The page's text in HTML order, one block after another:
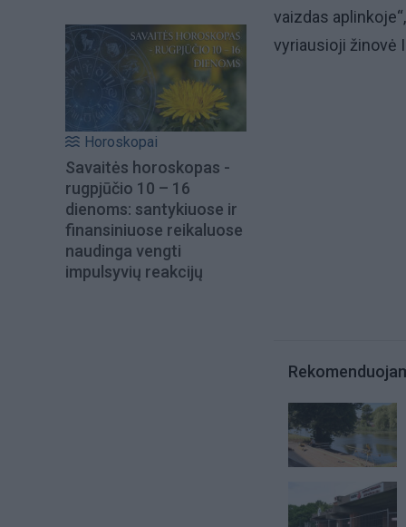
Horoskopai
Savaitės horoskopas -
rugpjūčio 10 – 16
dienoms: santykiuose ir
finansiniuose reikaluose
naudinga vengti
impulsyvių reakcijų
vaizdas
vyriausioji žinovė